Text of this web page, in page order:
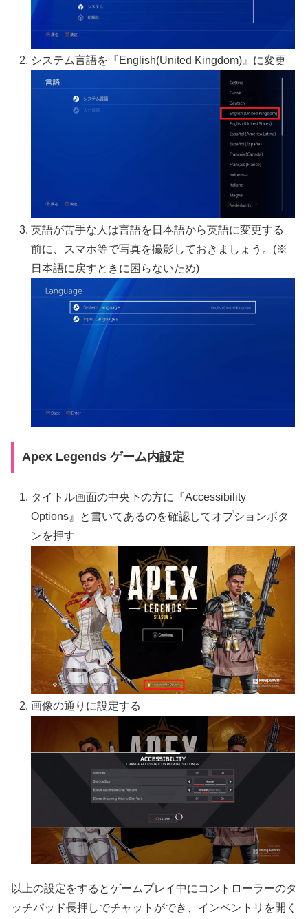
システム言語を『English(United Kingdom)』に変更
英語が苦手な人は言語を日本語から英語に変更する
前に、スマホ等で写真を撮影しておきましょう。(※
日本語に戻すときに困らないため)
Apex Legends ゲーム内設定
タイトル画面の中央下の方に『Accessibility
Options』と書いてあるのを確認してオプションボタ
ンを押す
画像の通りに設定する
以上の設定をするとゲームプレイ中にコントローラーのタ
ッチパッド長押しでチャットができ、インベントリを開く